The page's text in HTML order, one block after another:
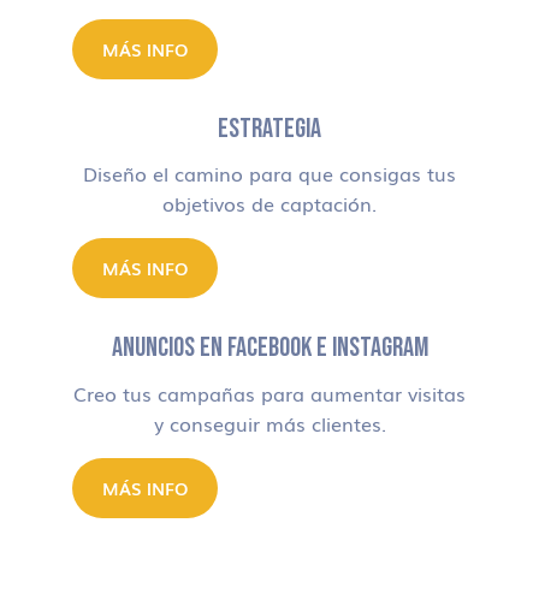
MÁS INFO
ESTRATEGIA
Diseño el camino para que consigas tus
objetivos de captación.
MÁS INFO
ANUNCIOS EN FACEBOOK E INSTAGRAM
Creo tus campañas para aumentar visitas
y conseguir más clientes.
MÁS INFO